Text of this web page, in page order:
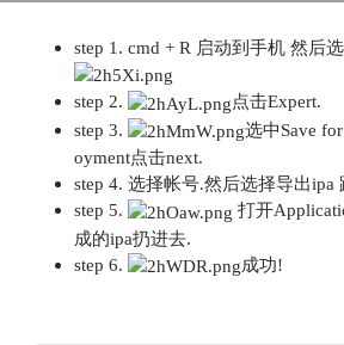
step 1. cmd + R 启动到手机 然后
step 2.
点击Expert.
step 3.
选中Save
oyment点击next.
step 4. 选择帐号.然后选择导出ipa
step 5.
打开
成的ipa扔进去.
step 6.
成功!